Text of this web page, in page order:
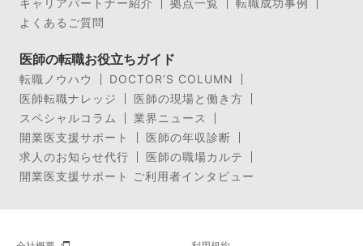
キャリアパートナー紹介
拠点一覧
転職成功事例
よくあるご質問
医師の転職お役立ちガイド
転職ノウハウ
DOCTOR’S COLUMN
医師転職ナレッジ
医師の現場と働き方
スペシャルコラム
業界ニュース
開業医支援サポート
医師の年収診断
求人のお知らせ代行
医師の職場カルテ
開業医支援サポート ご利用者インタビュー